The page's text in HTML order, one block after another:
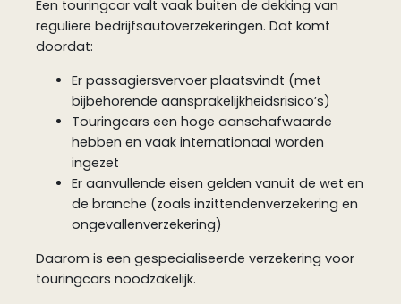
Een touringcar valt vaak buiten de dekking van
reguliere bedrijfsautoverzekeringen. Dat komt
doordat:
Er passagiersvervoer plaatsvindt (met
bijbehorende aansprakelijkheidsrisico’s)
Touringcars een hoge aanschafwaarde
hebben en vaak internationaal worden
ingezet
Er aanvullende eisen gelden vanuit de wet en
de branche (zoals inzittendenverzekering en
ongevallenverzekering)
Daarom is een gespecialiseerde verzekering voor
touringcars noodzakelijk.